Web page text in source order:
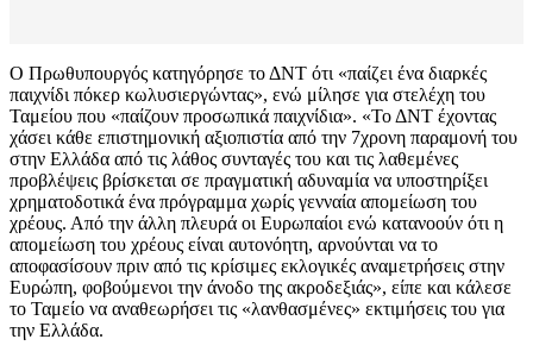
Ο Πρωθυπουργός κατηγόρησε το ΔΝΤ ότι «παίζει ένα διαρκές
παιχνίδι πόκερ κωλυσιεργώντας», ενώ μίλησε για στελέχη του
Ταμείου που «παίζουν προσωπικά παιχνίδια». «Το ΔΝΤ έχοντας
χάσει κάθε επιστημονική αξιοπιστία από την 7χρονη παραμονή του
στην Ελλάδα από τις λάθος συνταγές του και τις λαθεμένες
προβλέψεις βρίσκεται σε πραγματική αδυναμία να υποστηρίξει
χρηματοδοτικά ένα πρόγραμμα χωρίς γενναία απομείωση του
χρέους. Από την άλλη πλευρά οι Ευρωπαίοι ενώ κατανοούν ότι η
απομείωση του χρέους είναι αυτονόητη, αρνούνται να το
αποφασίσουν πριν από τις κρίσιμες εκλογικές αναμετρήσεις στην
Ευρώπη, φοβούμενοι την άνοδο της ακροδεξιάς», είπε και κάλεσε
το Ταμείο να αναθεωρήσει τις «λανθασμένες» εκτιμήσεις του για
την Ελλάδα.